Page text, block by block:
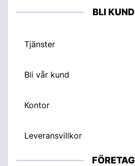
BLI KUND
Tjänster
Bli vår kund
Kontor
Leveransvillkor
FÖRETAG